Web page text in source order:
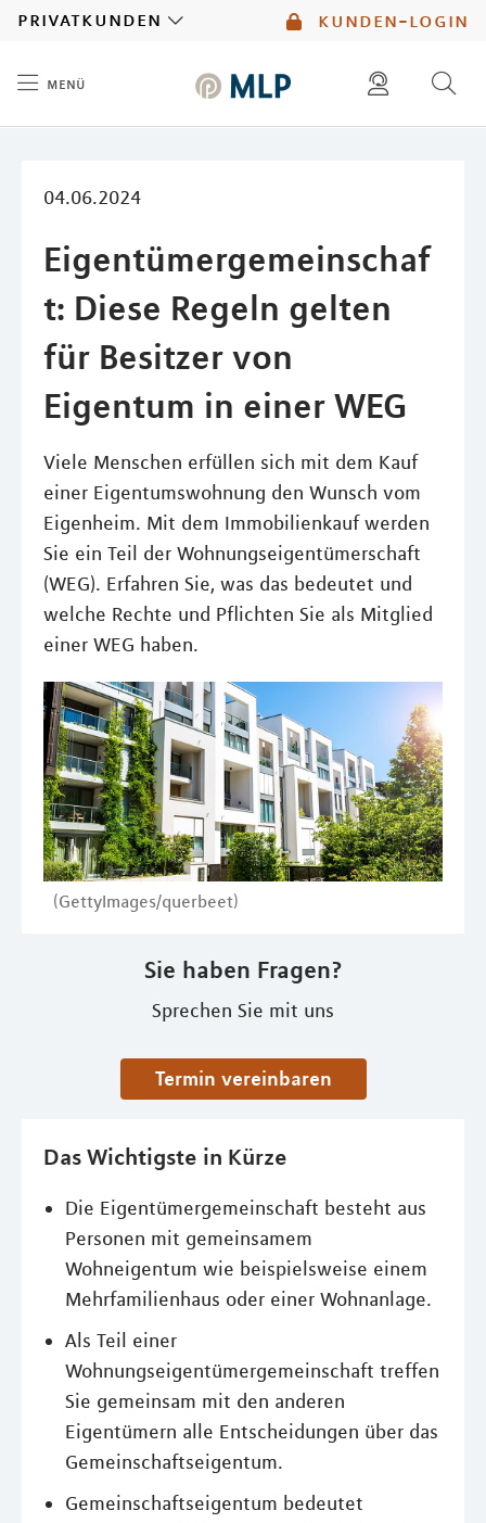
kunden-login
privatkunden
menü
04.06.2024
Eigentümergemeinschaf
t: Diese Regeln gelten
für Besitzer von
Eigentum in einer WEG
Viele Menschen erfüllen sich mit dem Kauf
einer Eigentumswohnung den Wunsch vom
Eigenheim. Mit dem Immobilienkauf werden
Sie ein Teil der Wohnungseigentümerschaft
(WEG). Erfahren Sie, was das bedeutet und
welche Rechte und Pflichten Sie als Mitglied
einer WEG haben.
(GettyImages/querbeet)
Sie haben Fragen?
Sprechen Sie mit uns
Termin vereinbaren
Das Wichtigste in Kürze
Die Eigentümergemeinschaft besteht aus
Personen mit gemeinsamem
Wohneigentum wie beispielsweise einem
Mehrfamilienhaus oder einer Wohnanlage.
Als Teil einer
Wohnungseigentümergemeinschaft treffen
Sie gemeinsam mit den anderen
Eigentümern alle Entscheidungen über das
Gemeinschaftseigentum.
Gemeinschaftseigentum bedeutet